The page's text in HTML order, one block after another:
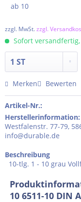
ab 10
zzgl. MwSt.zzgl.
Sofort
Merken Bewerten
Artikel-Nr.:
Herstellerinformation:
Westfalenstr. 77-79,
info@durable.de
Beschreibung
10-tlg. 1 - 10 grau
10 6511-10